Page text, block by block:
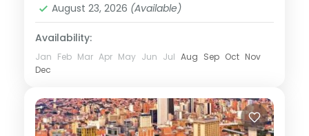
August 23, 2026 (Available)
Availability:
Jan Feb Mar Apr May Jun Jul Aug Sep Oct Nov
Dec